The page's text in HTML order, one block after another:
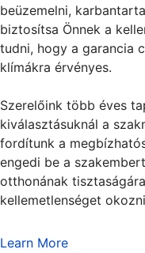
beüzemelni,
biztosítsa Önnek a
tudni, hogy a garancia
klímákra érvényes.
Szerelőink több éves
kiválasztásuknál a
fordítunk a
engedi be a
otthonának
kellemetlenséget
Learn More